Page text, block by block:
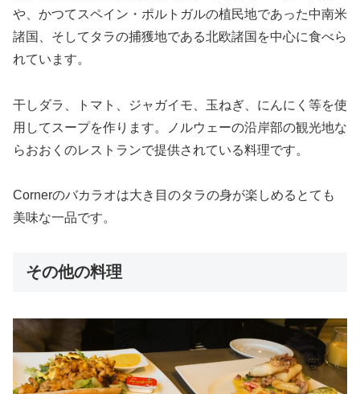
や、かつてスペイン・ポルトガルの植民地であった中南米
諸国、そしてタラの捕獲地である北欧諸国を中心に食べら
れています。
干しダラ、トマト、ジャガイモ、玉ねぎ、にんにく等を使
用してスープを作ります。ノルウェーの沿岸部の観光地な
らおおくのレストランで提供されている料理です。
Cornerのバカラオは大き目のタラの身が楽しめるとても
美味な一品です。
その他の料理